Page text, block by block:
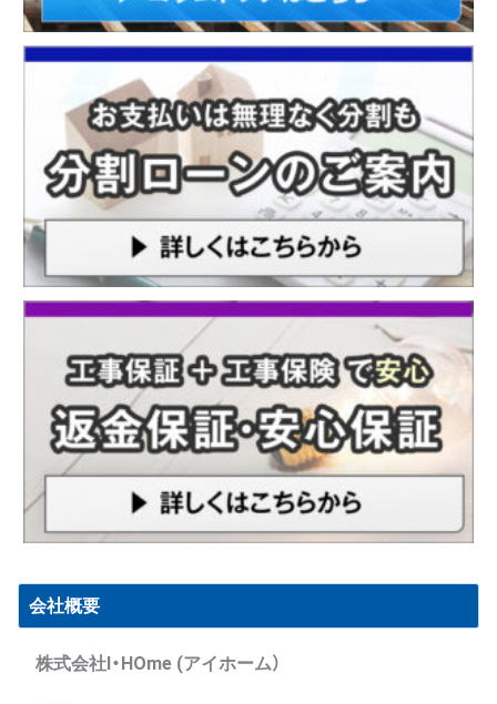
会社概要
株式会社I・HOme (アイホーム）